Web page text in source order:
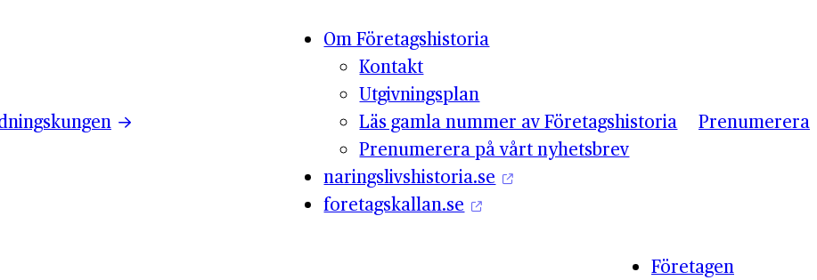
Om Företagshistoria
Kontakt
Utgivningsplan
Läs gamla nummer av Företagshistoria
Prenumerera på vårt nyhetsbrev
naringslivshistoria.se
foretagskallan.se
Prenumerera
Företagen